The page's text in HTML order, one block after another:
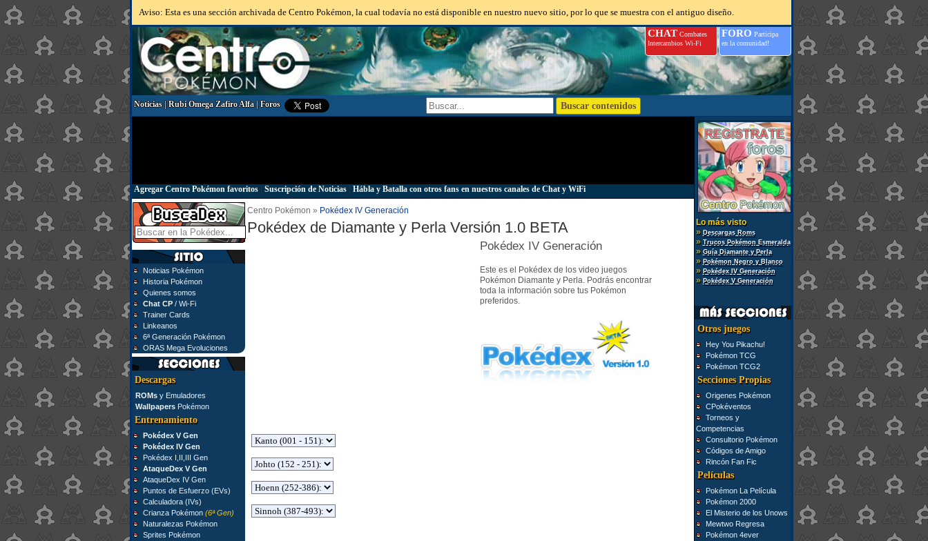
Aviso: Esta es una sección archivada de Centro Pokémon, la cual todavía no está disponible en nuestro nuevo sitio, por lo que se muestra con el antiguo diseño.
FORO Participa
en la comunidad!
CHATCombates
Intercambios Wi-Fi
Noticias|Rubí Omega Zafiro Alfa|Foros
Agregar Centro Pokémon favoritos| Suscripción de Noticias| Hábla y Batalla con otros fans en nuestros canales de Chat y WiFi
Lo más visto
» Descargas Roms
» Trucos Pokémon Esmeralda
» Guía Diamante y Perla
» Pokémon Negro y Blanco
» Pokédex IV Generación
» Pokédex V Generación
Otros juegos
Hey You Pikachu!
Pokémon TCG
Pokémon TCG2
Secciones Propias
Origenes Pokémon
CPokéventos
Torneos y
Competencias
Consultorio Pokémon
Códigos de Amigo
Rincón Fan Fic
Películas
Pokémon La Película
Pokémon 2000
El Misterio de los Unows
Mewtwo Regresa
Pokémon 4ever
Noticias Pokémon
Historia Pokémon
Quienes somos
Chat CP/ Wi-Fi
Trainer Cards
Linkeanos
6ª Generación Pokémon
ORAS Mega Evoluciones
Descargas
ROMsy Emuladores
WallpapersPokémon
Entrenamiento
Pokédex V Gen
Pokédex IV Gen
Pokédex I,II,III Gen
AtaqueDex V Gen
AtaqueDex IV Gen
Puntos de Esfuerzo (EVs)
Calculadora (IVs)
Crianza Pokémon (6ª Gen)
Naturalezas Pokémon
Sprites Pokémon
Centro Pokémon » Pokédex IV Generación
Pokédex de Diamante y Perla Versión 1.0 BETA
Pokédex IV Generación
Este es el Pokédex de los video juegos
Pokémon Diamante y Perla. Podrás encontrar
toda la información sobre tus Pokémon
preferidos.